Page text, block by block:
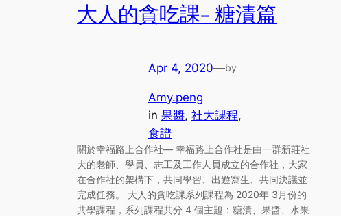
大人的貪吃課- 糖漬篇
Apr 4, 2020—by
Amy.peng
in 果醬, 社大課程
食譜
關於幸福路上合作社— 幸福路上合作社是由一群新莊社
大的老師、學員、志工及工作人員成立的合作社，大家
在合作社的架構下，共同學習、出遊寫生、共同決議並
完成任務。 大人的貪吃課系列課程為 2020年 3月份的
共學課程，系列課程共分 4 個主題：糖漬、果醬、水果